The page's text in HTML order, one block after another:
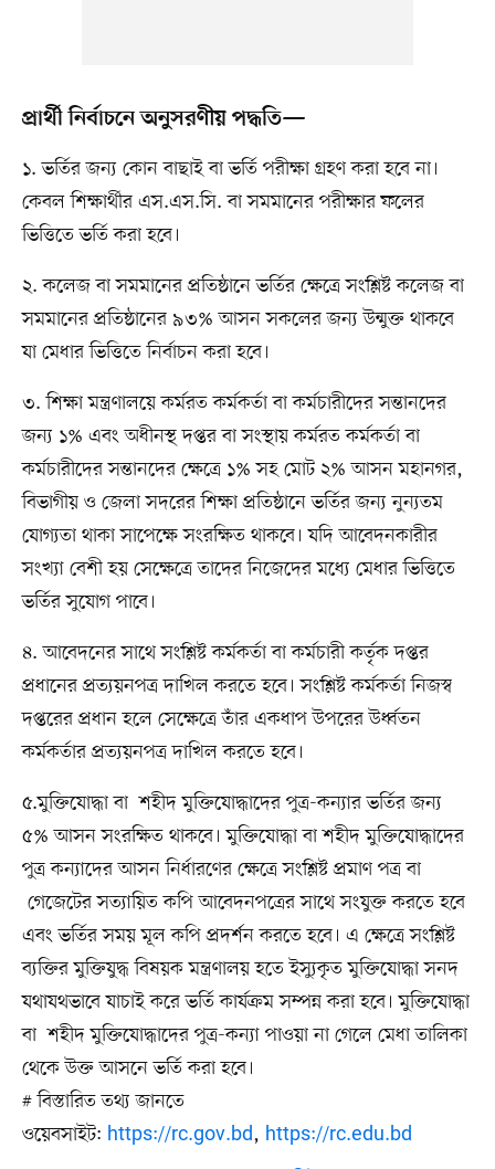
প্রার্থী নির্বাচনে অনুসরণীয় পদ্ধতি—
১. ভর্তির জন্য কোন বাছাই বা ভর্তি পরীক্ষা গ্রহণ করা হবে না।
কেবল শিক্ষার্থীর এস.এস.সি. বা সমমানের পরীক্ষার ফলের
ভিত্তিতে ভর্তি করা হবে।
২. কলেজ বা সমমানের প্রতিষ্ঠানে ভর্তির ক্ষেত্রে সংশ্লিষ্ট কলেজ বা
সমমানের প্রতিষ্ঠানের ৯৩% আসন সকলের জন্য উন্মুক্ত থাকবে
যা মেধার ভিত্তিতে নির্বাচন করা হবে।
৩. শিক্ষা মন্ত্রণালয়ে কর্মরত কর্মকর্তা বা কর্মচারীদের সন্তানদের
জন্য ১% এবং অধীনস্থ দপ্তর বা সংস্থায় কর্মরত কর্মকর্তা বা
কর্মচারীদের সন্তানদের ক্ষেত্রে ১% সহ মোট ২% আসন মহানগর,
বিভাগীয় ও জেলা সদরের শিক্ষা প্রতিষ্ঠানে ভর্তির জন্য নুন্যতম
যোগ্যতা থাকা সাপেক্ষে সংরক্ষিত থাকবে। যদি আবেদনকারীর
সংখ্যা বেশী হয় সেক্ষেত্রে তাদের নিজেদের মধ্যে মেধার ভিত্তিতে
ভর্তির সুযোগ পাবে।
৪. আবেদনের সাথে সংশ্লিষ্ট কর্মকর্তা বা কর্মচারী কর্তৃক দপ্তর
প্রধানের প্রত্যয়নপত্র দাখিল করতে হবে। সংশ্লিষ্ট কর্মকর্তা নিজস্ব
দপ্তরের প্রধান হলে সেক্ষেত্রে তাঁর একধাপ উপরের উর্ধ্বতন
কর্মকর্তার প্রত্যয়নপত্র দাখিল করতে হবে।
৫.মুক্তিযোদ্ধা বা শহীদ মুক্তিযোদ্ধাদের পুত্র-কন্যার ভর্তির জন্য
৫% আসন সংরক্ষিত থাকবে। মুক্তিযোদ্ধা বা শহীদ মুক্তিযোদ্ধাদের
পুত্র কন্যাদের আসন নির্ধারণের ক্ষেত্রে সংশ্লিষ্ট প্রমাণ পত্র বা
গেজেটের সত্যায়িত কপি আবেদনপত্রের সাথে সংযুক্ত করতে হবে
এবং ভর্তির সময় মূল কপি প্রদর্শন করতে হবে। এ ক্ষেত্রে সংশ্লিষ্ট
ব্যক্তির মুক্তিযুদ্ধ বিষয়ক মন্ত্রণালয় হতে ইস্যুকৃত মুক্তিযোদ্ধা সনদ
যথাযথভাবে যাচাই করে ভর্তি কার্যক্রম সম্পন্ন করা হবে। মুক্তিযোদ্ধা
বা শহীদ মুক্তিযোদ্ধাদের পুত্র-কন্যা পাওয়া না গেলে মেধা তালিকা
থেকে উক্ত আসনে ভর্তি করা হবে।
# বিস্তারিত তথ্য জানতে
ওয়েবসাইট: https://rc.gov.bd, https://rc.edu.bd